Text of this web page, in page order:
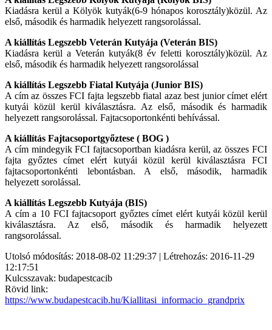
Kiadásra kerül a Kölyök kutyák(6-9 hónapos korosztály)közül. Az
első, második és harmadik helyezett rangsorolással.
A kiállítás Legszebb Veterán Kutyája (Veterán BIS)
Kiadásra kerül a Veterán kutyák(8 év feletti korosztály)közül. Az
első, második és harmadik helyezett rangsorolással
A kiállítás Legszebb Fiatal Kutyája (Junior BIS)
A cím az összes FCI fajta legszebb fiatal azaz best junior címet elért
kutyái közül kerül kiválasztásra. Az első, második és harmadik
helyezett rangsorolással. Fajtacsoportonkénti behívással.
A kiállítás Fajtacsoportgyőztese ( BOG )
A cím mindegyik FCI fajtacsoportban kiadásra kerül, az összes FCI
fajta győztes címet elért kutyái közül kerül kiválasztásra FCI
fajtacsoportonkénti lebontásban. A első, második, harmadik
helyezett sorolással.
A kiállítás Legszebb Kutyája (BIS)
A cím a 10 FCI fajtacsoport győztes címet elért kutyái közül kerül
kiválasztásra. Az első, második és harmadik helyezett
rangsorolással.
Utolsó módosítás: 2018-08-02 11:29:37 | Létrehozás: 2016-11-29
12:17:51
Kulcsszavak: budapestcacib
Rövid link:
https://www.budapestcacib.hu/Kiallitasi_informacio_grandprix